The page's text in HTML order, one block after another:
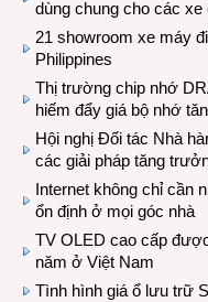
dùng chung cho các
21 showroom xe máy
Philippines
Thị trường chip nhớ
hiếm đẩy giá bộ nhớ
Hội nghị Đối tác Nhà
các giải pháp tăng
Internet không chỉ cần
ổn định ở mọi góc nhà
TV OLED cao cấp
năm ở Việt Nam
Tình hình giá ổ lưu trữ